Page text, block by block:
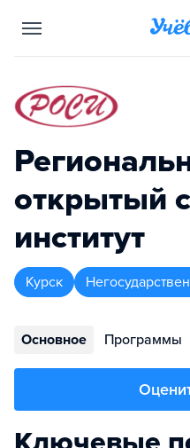
открытый
институт
Курск
Основное Программы